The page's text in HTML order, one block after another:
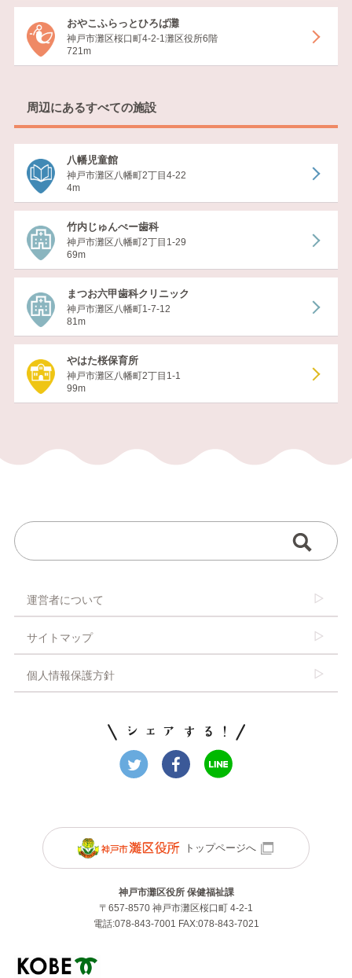
おやこふらっとひろば灘
神戸市灘区桜口町4-2-1灘区役所6階
721m
周辺にあるすべての施設
八幡児童館
神戸市灘区八幡町2丁目4-22
4m
竹内じゅんぺー歯科
神戸市灘区八幡町2丁目1-29
69m
まつお六甲歯科クリニック
神戸市灘区八幡町1-7-12
81m
やはた桜保育所
神戸市灘区八幡町2丁目1-1
99m
運営者について
サイトマップ
個人情報保護方針
トップページへ
神戸市灘区役所 保健福祉課
〒657-8570 神戸市灘区桜口町 4-2-1
電話:078-843-7001 FAX:078-843-7021